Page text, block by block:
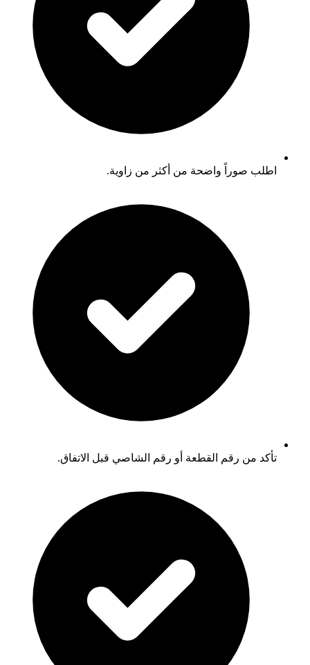
اطلب صوراً واضحة من أكثر من زاوية.
تأكد من رقم القطعة أو رقم الشاصي قبل الاتفاق.